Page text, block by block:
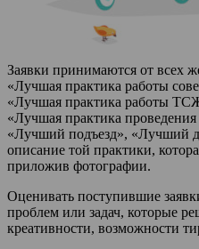
Заявки принимаются от всех
«Лучшая практика работы
«Лучшая практика работы
«Лучшая практика
«Лучший подъезд», «Лучший
описание той практики,
приложив фотографии.
Оценивать поступившие
проблем или задач, которые
креативности, возможности